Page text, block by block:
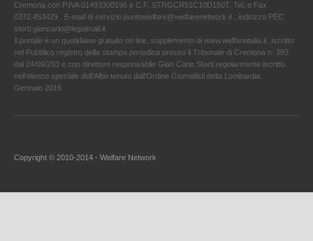
Cremona con P.IVA 01493300196 e C.F. STRGCR51C10D150T. Tel. e Fax
0372.453429 . E-mail di servizio puntowelfare@welfarenetwork.it ; indirizzo PEC
storti.giancarlo@legalmail.it
Il portale è un quotidiano gratuito on line, supplemento di www.welfareitalia.it ,Iscritto
nel Pubblico registro della stampa periodica presso il Tribunale di Cremona n. 393
dal 24/09/203 e con direttore responsabile Gian Carlo Storti regolarmente iscritto
nell’elenco speciale dell’Albo tenuto dall’Ordine Giornalisti della Lombardia.
Gennaio 2016
Copyright © 2010-2014 - Welfare Network